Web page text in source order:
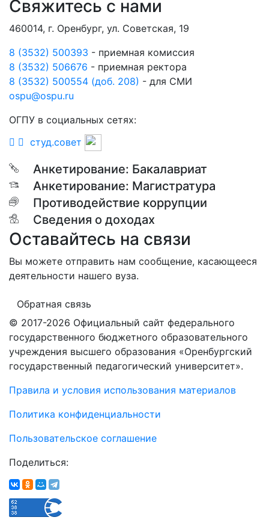
Свяжитесь с нами
460014, г. Оренбург, ул. Советская, 19
8 (3532) 500393 - приемная комиссия
8 (3532) 506676 - приемная ректора
8 (3532) 500554 (доб. 208) - для СМИ
ospu@ospu.ru
ОГПУ в социальных сетях:
студ.совет
Анкетирование: Бакалавриат
Анкетирование: Магистратура
Противодействие коррупции
Сведения о доходах
Оставайтесь на связи
Вы можете отправить нам сообщение, касающееся
деятельности нашего вуза.
Обратная связь
© 2017-2026 Официальный сайт федерального
государственного бюджетного образовательного
учреждения высшего образования «Оренбургский
государственный педагогический университет».
Правила и условия использования материалов
Политика конфиденциальности
Пользовательское соглашение
Поделиться: